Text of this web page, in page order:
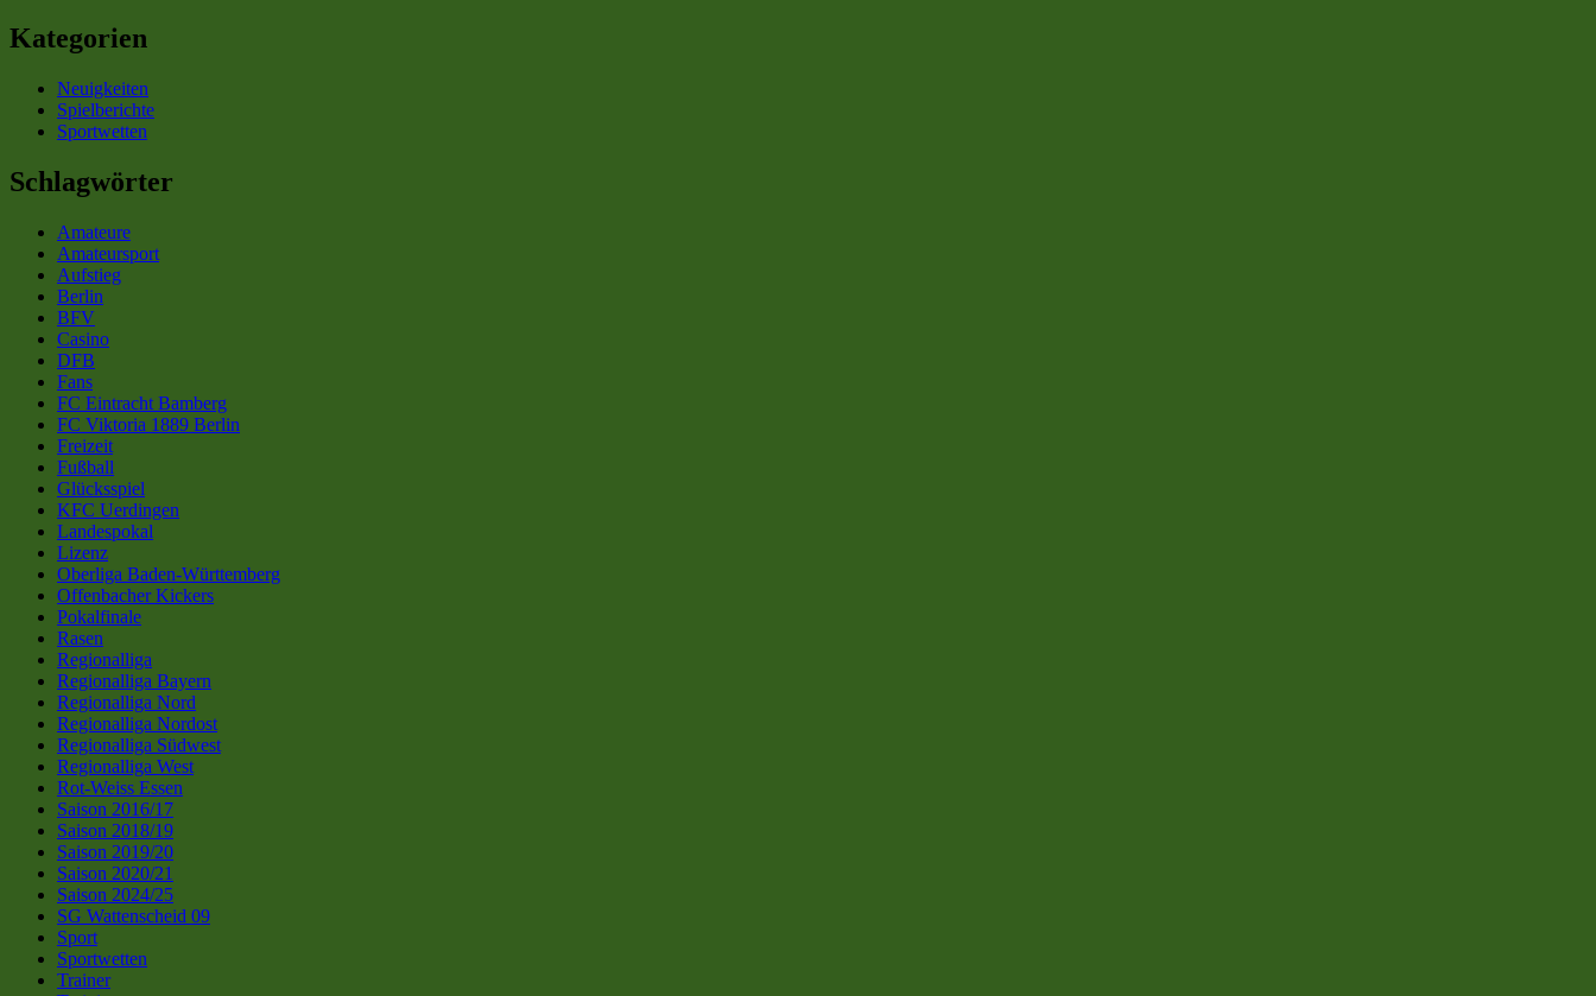
Kategorien
Neuigkeiten
Spielberichte
Sportwetten
Schlagwörter
Amateure
Amateursport
Aufstieg
Berlin
BFV
Casino
DFB
Fans
FC Eintracht Bamberg
FC Viktoria 1889 Berlin
Freizeit
Fußball
Glücksspiel
KFC Uerdingen
Landespokal
Lizenz
Oberliga Baden-Württemberg
Offenbacher Kickers
Pokalfinale
Rasen
Regionalliga
Regionalliga Bayern
Regionalliga Nord
Regionalliga Nordost
Regionalliga Südwest
Regionalliga West
Rot-Weiss Essen
Saison 2016/17
Saison 2018/19
Saison 2019/20
Saison 2020/21
Saison 2024/25
SG Wattenscheid 09
Sport
Sportwetten
Trainer